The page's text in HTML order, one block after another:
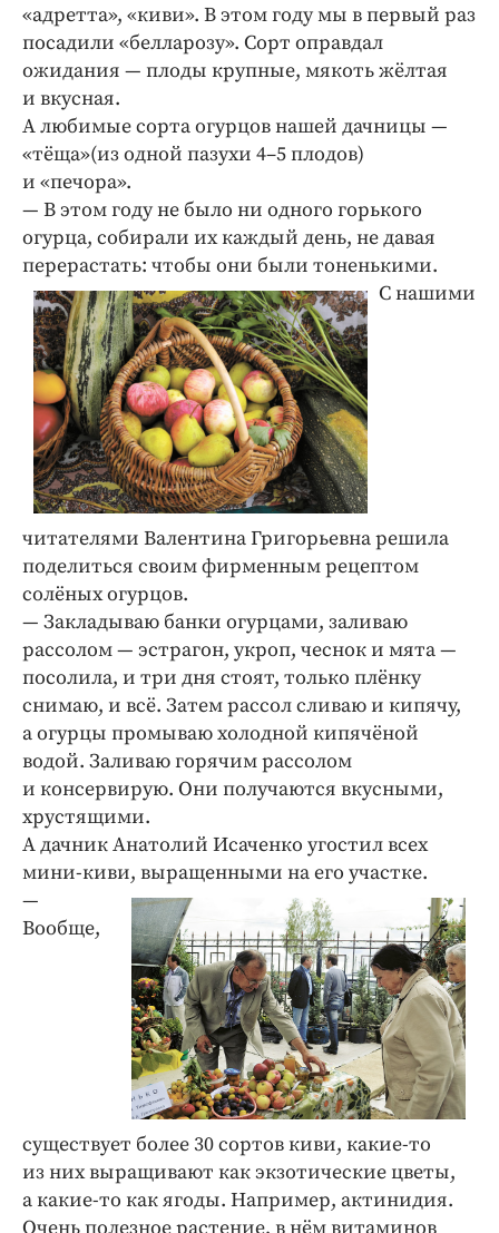
«адретта», «киви». В этом году мы в первый раз
посадили «белларозу». Сорт оправдал
ожидания — плоды крупные, мякоть жёлтая
и вкусная.
А любимые сорта огурцов нашей дачницы —
«тёща»(из одной пазухи 4–5 плодов)
и «печора».
— В этом году не было ни одного горького
огурца, собирали их каждый день, не давая
перерастать: чтобы они были тоненькими.
С нашими
читателями Валентина Григорьевна решила
поделиться своим фирменным рецептом
солёных огурцов.
— Закладываю банки огурцами, заливаю
рассолом — эстрагон, укроп, чеснок и мята —
посолила, и три дня стоят, только плёнку
снимаю, и всё. Затем рассол сливаю и кипячу,
а огурцы промываю холодной кипячёной
водой. Заливаю горячим рассолом
и консервирую. Они получаются вкусными,
хрустящими.
А дачник Анатолий Исаченко угостил всех
мини-киви, выращенными на его участке.
—
Вообще,
существует более 30 сортов киви, какие-то
из них выращивают как экзотические цветы,
а какие-то как ягоды. Например, актинидия.